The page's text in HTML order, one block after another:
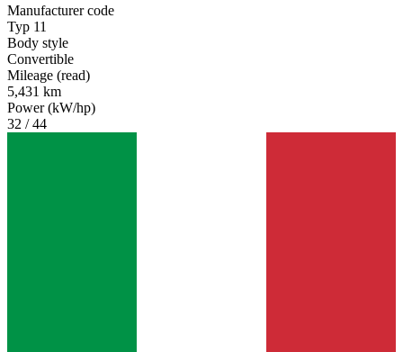
Manufacturer code
Typ 11
Body style
Convertible
Mileage (read)
5,431 km
Power (kW/hp)
32 / 44